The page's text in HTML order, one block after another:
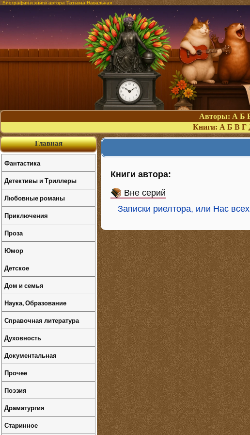
Биография и книги автора Татьяна Навальная
Авторы: А Б
Книги: А Б В Г
Книги автора:
Вне серий
Записки риелтора, или Нас
Главная
Фантастика
Детективы и Триллеры
Любовные романы
Приключения
Проза
Юмор
Детское
Дом и семья
Наука, Образование
Справочная литература
Духовность
Документальная
Прочее
Поэзия
Драматургия
Старинное